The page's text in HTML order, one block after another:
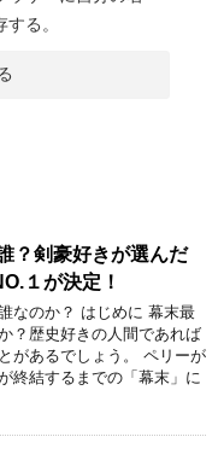
る。
？剣豪好きが選んだ
１が決定！
なのか？ はじめに 幕末最
？歴史好きの人間であれば
があるでしょう。 ペリーが
終結するまでの「幕末」に